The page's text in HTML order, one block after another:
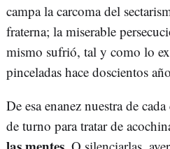
campa la carcoma del
fraterna; la miserable
mismo sufrió, tal y como lo
pinceladas hace doscientos
De esa enanez nuestra de
de turno para tratar de